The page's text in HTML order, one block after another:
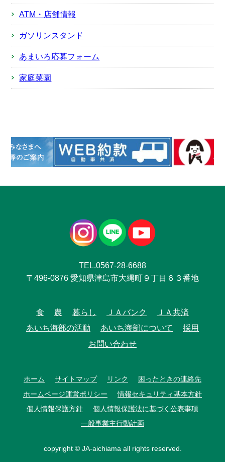
ATM・店舗情報
ガソリンスタンド
あまいろ応募フォーム
家庭菜園
TEL.0567-28-6688
〒496-0876 愛知県津島市大縄町９丁目６３番地
食 農 暮らし ＪＡバンク
ＪＡ共済
あいち海部の活動
あいち海部について
採用
お問い合わせ
ホーム サイトマップ リンク
困ったときの連絡先
ホームページ運営ポリシー
情報セキュリティ基本方針
個人情報保護方針
個人情報保護法に基づく公表事項
一般事業主行動計画
copyright © JA-aichiama all rights reserved.